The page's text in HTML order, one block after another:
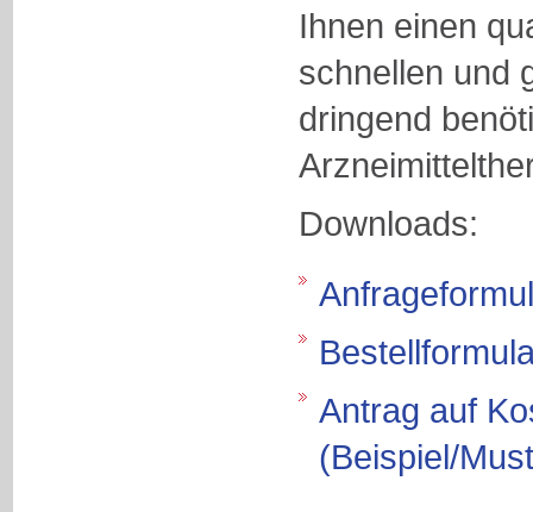
Ihnen einen
schnellen und
dringend
Downloads:
Antrag auf
(Beispiel/